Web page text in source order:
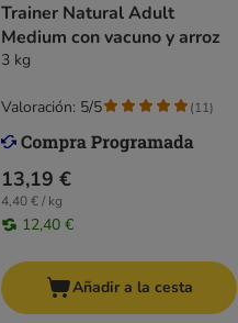
Trainer Natural Adult
Medium con vacuno y arroz
3 kg
13,19 €
4,40 € / kg
12,40 €
Valoración: 5/5 (11)
Añadir a la cesta